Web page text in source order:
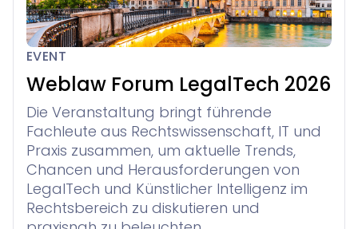
EVENT
Weblaw Forum LegalTech 2026
Die Veranstaltung bringt führende
Fachleute aus Rechtswissenschaft, IT und
Praxis zusammen, um aktuelle Trends,
Chancen und Herausforderungen von
LegalTech und Künstlicher Intelligenz im
Rechtsbereich zu diskutieren und